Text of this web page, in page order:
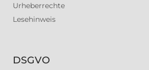
Urheberrechte
Lesehinweis
DSGVO